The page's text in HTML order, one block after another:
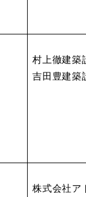
村上徹建築
吉田豊建築
株式会社ア